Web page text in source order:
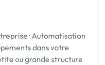
· Automatisation
dans votre
ou grande structure